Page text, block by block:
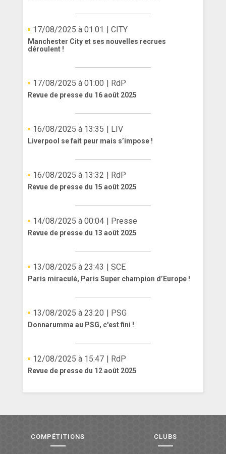
17/08/2025 à 01:01 | CITY
Manchester City et ses nouvelles recrues
déroulent !
17/08/2025 à 01:00 | RdP
Revue de presse du 16 août 2025
16/08/2025 à 13:35 | LIV
Liverpool se fait peur mais s’impose !
16/08/2025 à 13:32 | RdP
Revue de presse du 15 août 2025
14/08/2025 à 00:04 | Presse
Revue de presse du 13 août 2025
13/08/2025 à 23:43 | SCE
Paris miraculé, Paris Super champion d’Europe !
13/08/2025 à 23:20 | PSG
Donnarumma au PSG, c'est fini !
12/08/2025 à 15:47 | RdP
Revue de presse du 12 août 2025
COMPÉTITIONS CLUBS